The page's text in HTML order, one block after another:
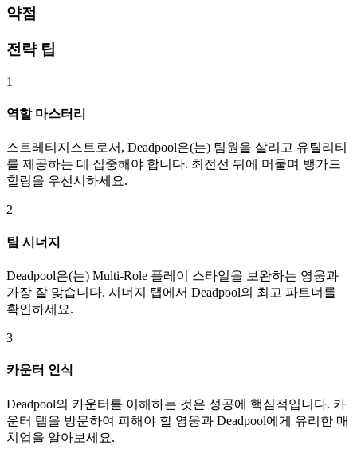
약점
전략 팁
1
역할 마스터리
스트레티지스트로서, Deadpool은(는) 팀원을 살리고 유틸리티
를 제공하는 데 집중해야 합니다. 최전선 뒤에 머물며 뱅가드
힐링을 우선시하세요.
2
팀 시너지
Deadpool은(는) Multi-Role 플레이 스타일을 보완하는 영웅과
가장 잘 맞습니다. 시너지 탭에서 Deadpool의 최고 파트너를
확인하세요.
3
카운터 인식
Deadpool의 카운터를 이해하는 것은 성공에 핵심적입니다. 카
운터 탭을 방문하여 피해야 할 영웅과 Deadpool에게 유리한 매
치업을 알아보세요.